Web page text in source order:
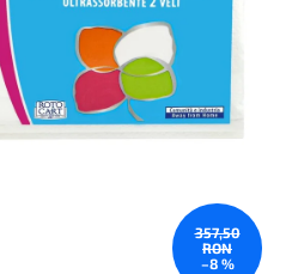
357,50
RON
–8 %